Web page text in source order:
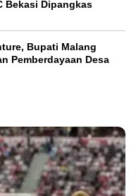
Bekasi Dipangkas
Bupati Malang
Pemberdayaan Desa